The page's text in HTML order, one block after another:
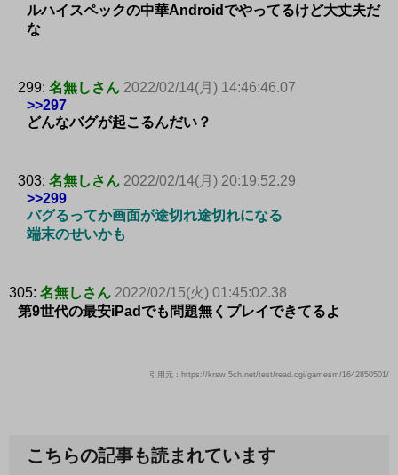
ルハイスペックの中華Androidでやってるけど大丈夫だ
な
299: 名無しさん 2022/02/14(月) 14:46:46.07
>>297
どんなバグが起こるんだい？
303: 名無しさん 2022/02/14(月) 20:19:52.29
>>299
バグるってか画面が途切れ途切れになる
端末のせいかも
305: 名無しさん 2022/02/15(火) 01:45:02.38
第9世代の最安iPadでも問題無くプレイできてるよ
引用元：https://krsw.5ch.net/test/read.cgi/gamesm/1642850501/
こちらの記事も読まれています